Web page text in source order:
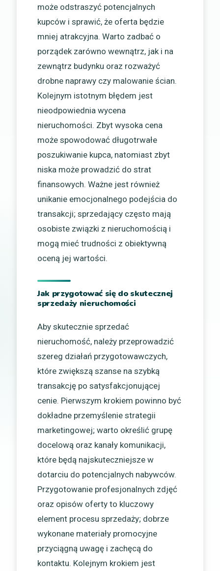
może odstraszyć potencjalnych
kupców i sprawić, że oferta będzie
mniej atrakcyjna. Warto zadbać o
porządek zarówno wewnątrz, jak i na
zewnątrz budynku oraz rozważyć
drobne naprawy czy malowanie ścian.
Kolejnym istotnym błędem jest
nieodpowiednia wycena
nieruchomości. Zbyt wysoka cena
może spowodować długotrwałe
poszukiwanie kupca, natomiast zbyt
niska może prowadzić do strat
finansowych. Ważne jest również
unikanie emocjonalnego podejścia do
transakcji; sprzedający często mają
osobiste związki z nieruchomością i
mogą mieć trudności z obiektywną
oceną jej wartości.
Jak przygotować się do skutecznej
sprzedaży nieruchomości
Aby skutecznie sprzedać
nieruchomość, należy przeprowadzić
szereg działań przygotowawczych,
które zwiększą szanse na szybką
transakcję po satysfakcjonującej
cenie. Pierwszym krokiem powinno być
dokładne przemyślenie strategii
marketingowej; warto określić grupę
docelową oraz kanały komunikacji,
które będą najskuteczniejsze w
dotarciu do potencjalnych nabywców.
Przygotowanie profesjonalnych zdjęć
oraz opisów oferty to kluczowy
element procesu sprzedaży; dobrze
wykonane materiały promocyjne
przyciągną uwagę i zachęcą do
kontaktu. Kolejnym krokiem jest